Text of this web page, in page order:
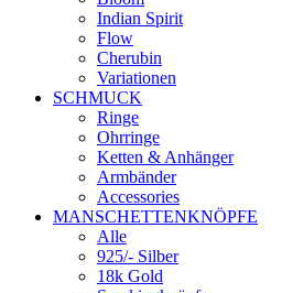
Indian Spirit
Flow
Cherubin
Variationen
SCHMUCK
Ringe
Ohrringe
Ketten & Anhänger
Armbänder
Accessories
MANSCHETTENKNÖPFE
Alle
925/- Silber
18k Gold